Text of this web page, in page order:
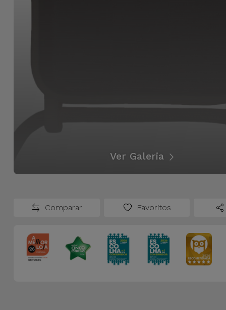
Acessórios
iPad e
tudo
Ver Galeria
Comparar Favoritos